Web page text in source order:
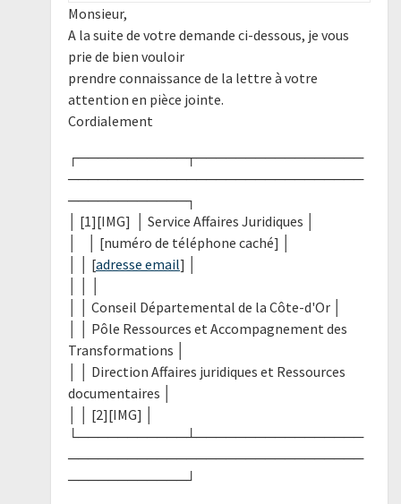
Monsieur,
A la suite de votre demande ci-dessous, je vous
prie de bien vouloir
prendre connaissance de la lettre à votre
attention en pièce jointe.
Cordialement
┌───────────┬─────────────────
──────────────────────────────
────────────┐
│ [1][IMG] │ Service Affaires Juridiques │
│ │ [numéro de téléphone caché] │
│ │ [adresse email] │
│ │ Conseil Départemental de la Côte-d'Or │
│ │ Pôle Ressources et Accompagnement des
Transformations │
│ │ Direction Affaires juridiques et Ressources
documentaires │
│ │ [2][IMG] │
└───────────┴─────────────────
──────────────────────────────
────────────┘